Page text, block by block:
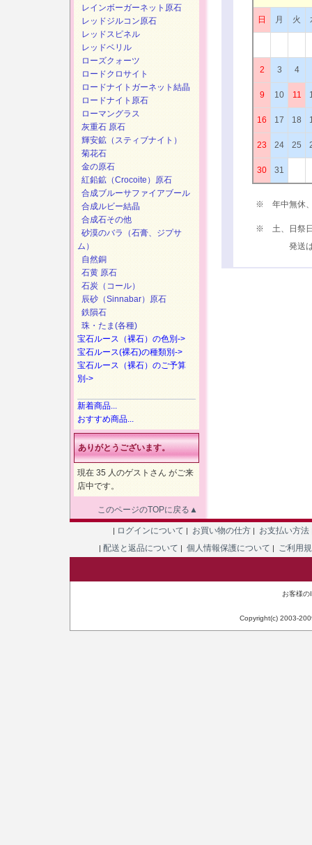
日 月 火
2 3 4
9 10 11
16 17 18
23 24 25
30 31
※ 年中無休、
※ 土、日祭日
発送は、
レインボーガーネット原石
レッドジルコン原石
レッドスピネル
レッドベリル
ローズクォーツ
ロードクロサイト
ロードナイトガーネット結晶
ロードナイト原石
ローマングラス
灰重石 原石
輝安鉱（スティブナイト）
菊花石
金の原石
紅鉛鉱（Crocoite）原石
合成ブルーサファイアブール
合成ルビー結晶
合成石その他
砂漠のバラ（石膏、ジプサ
ム）
自然銅
石黄 原石
石炭（コール）
辰砂（Sinnabar）原石
鉄隕石
珠・たま(各種)
宝石ルース（裸石）の色別->
宝石ルース(裸石)の種類別->
宝石ルース（裸石）のご予算
別->
新着商品...
おすすめ商品...
ありがとうございます。
現在 35 人のゲストさん がご来
店中です。
このページのTOPに戻る▲
| ログインについて | お買い物の仕方 | お支払い方法
| 配送と返品について | 個人情報保護について | ご利用
お客様
Copyright(c) 2003-